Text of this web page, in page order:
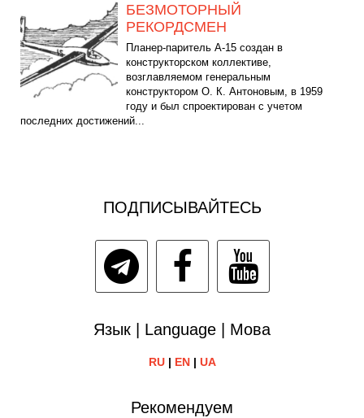
БЕЗМОТОРНЫЙ
РЕКОРДСМЕН
Планер-паритель А-15 создан в
конструкторском коллективе,
возглавляемом генеральным
конструктором О. К. Антоновым, в 1959
году и был спроектирован с учетом
последних достижений...
ПОДПИСЫВАЙТЕСЬ
Язык | Language | Мова
RU| EN| UA
Рекомендуем